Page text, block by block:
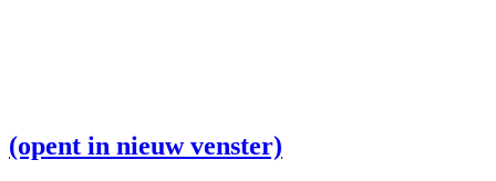
(opent in nieuw venster)